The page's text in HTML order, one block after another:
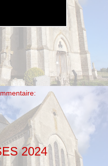
2024